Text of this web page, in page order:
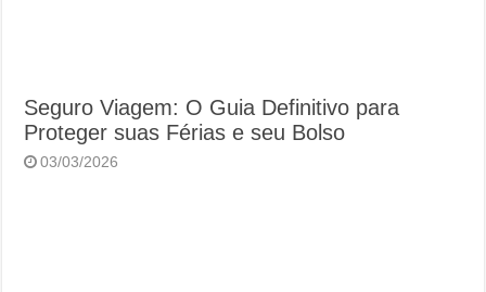
Seguro Viagem: O Guia Definitivo para
Proteger suas Férias e seu Bolso
03/03/2026